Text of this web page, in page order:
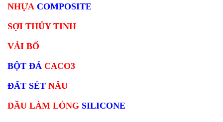
NHỰA COMPOSITE
SỢI THỦY TINH
VẢI BỐ
BỘT ĐÁ CACO3
ĐẤT SÉT NÂU
DẦU LÀM LỎNG SILICONE